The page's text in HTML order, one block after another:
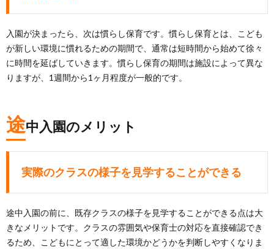
入園が決まったら、次は慣らし保育です。慣らし保育とは、こども
が新しい環境に慣れるための期間で、通常は短時間から始めて徐々
に時間を延ばしていきます。慣らし保育の期間は施設によって異な
りますが、1週間から1ヶ月程度が一般的です。
途中入園のメリット
実際のクラスの様子を見学することができる
途中入園の前に、既存クラスの様子を見学することができる点は大
きなメリットです。クラスの雰囲気や保育士の対応を直接確認でき
るため、こどもにとって適した環境かどうかを判断しやすくなりま